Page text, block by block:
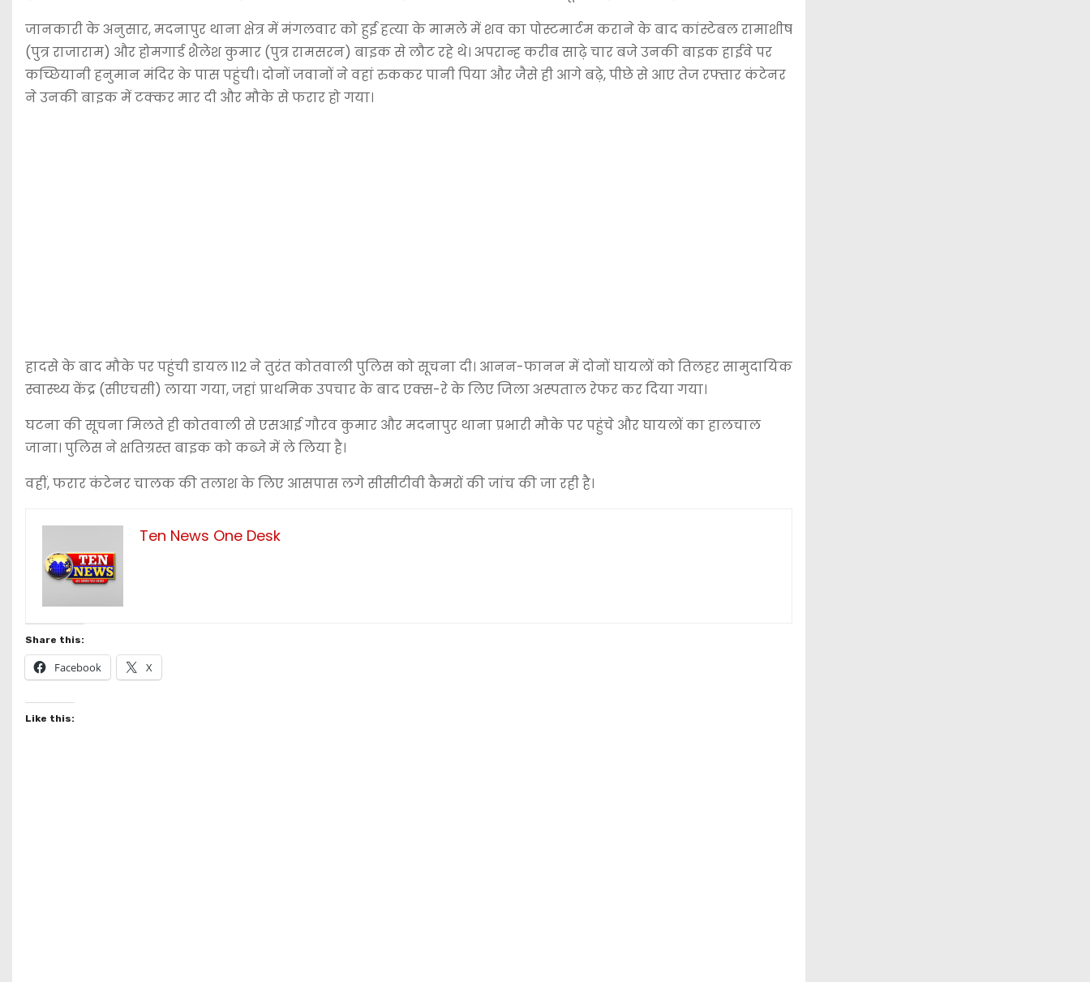
जानकारी के अनुसार, मदनापुर थाना क्षेत्र में मंगलवार को हुई हत्या के मामले में शव का पोस्टमार्टम कराने के बाद कांस्टेबल रामाशीष
(पुत्र राजाराम) और होमगार्ड शैलेश कुमार (पुत्र रामसरन) बाइक से लौट रहे थे। अपरान्ह करीब साढ़े चार बजे उनकी बाइक हाईवे पर
कच्छियानी हनुमान मंदिर के पास पहुंची। दोनों जवानों ने वहां रुककर पानी पिया और जैसे ही आगे बढ़े, पीछे से आए तेज रफ्तार कंटेनर
ने उनकी बाइक में टक्कर मार दी और मौके से फरार हो गया।
हादसे के बाद मौके पर पहुंची डायल 112 ने तुरंत कोतवाली पुलिस को सूचना दी। आनन-फानन में दोनों घायलों को तिलहर सामुदायिक
स्वास्थ्य केंद्र (सीएचसी) लाया गया, जहां प्राथमिक उपचार के बाद एक्स-रे के लिए जिला अस्पताल रेफर कर दिया गया।
घटना की सूचना मिलते ही कोतवाली से एसआई गौरव कुमार और मदनापुर थाना प्रभारी मौके पर पहुंचे और घायलों का हालचाल
जाना। पुलिस ने क्षतिग्रस्त बाइक को कब्जे में ले लिया है।
वहीं, फरार कंटेनर चालक की तलाश के लिए आसपास लगे सीसीटीवी कैमरों की जांच की जा रही है।
Ten News One Desk
Share this:
Facebook X
Like this: